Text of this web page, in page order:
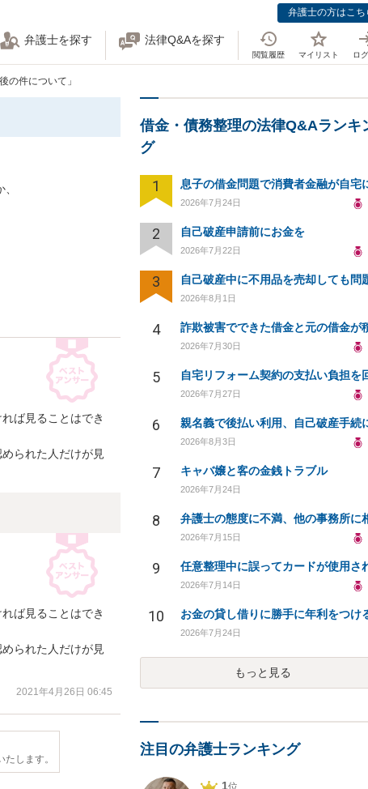
弁護士の方はこち
弁護士を探す 法律Q&Aを探す
閲覧履歴 マイリスト ロ
の件について」
ば見ることはでき
られた人だけが見
ば見ることはでき
られた人だけが見
2021年4月26日 06:45
します。
借金・債務整理の法律Q&Aランキ
グ
1
2026年7月24日
2 自己破産申請前にお金を
2026年7月22日
3
2026年8月1日
4
2026年7月30日
5
2026年7月27日
6
2026年8月3日
7 キャバ嬢と客の金銭トラブル
2026年7月24日
8
2026年7月15日
9
2026年7月14日
10
2026年7月24日
もっと見る
注目の弁護士ランキング
1位